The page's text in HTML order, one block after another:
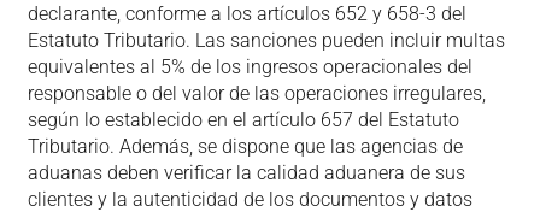
declarante, conforme a los artículos 652 y 658-3 del
Estatuto Tributario. Las sanciones pueden incluir multas
equivalentes al 5% de los ingresos operacionales del
responsable o del valor de las operaciones irregulares,
según lo establecido en el artículo 657 del Estatuto
Tributario. Además, se dispone que las agencias de
aduanas deben verificar la calidad aduanera de sus
clientes y la autenticidad de los documentos y datos